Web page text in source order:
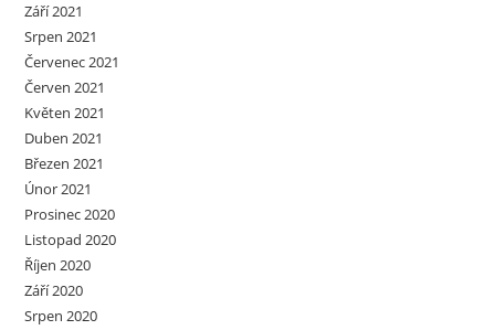
Září 2021
Srpen 2021
Červenec 2021
Červen 2021
Květen 2021
Duben 2021
Březen 2021
Únor 2021
Prosinec 2020
Listopad 2020
Říjen 2020
Září 2020
Srpen 2020